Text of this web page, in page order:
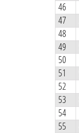
46
47
48
49
50
51
52
53
54
55